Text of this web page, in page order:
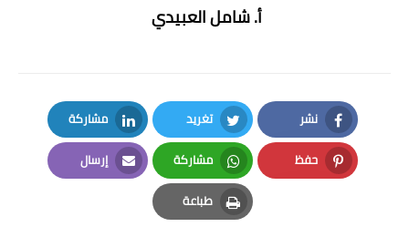
أ. شامل العبيدي
نشر
Facebook
تغريد
Twitter
مشاركة
LinkedIn
حفظ
Pinterest
مشاركة
Whatsapp
إرسال
Email
طباعة